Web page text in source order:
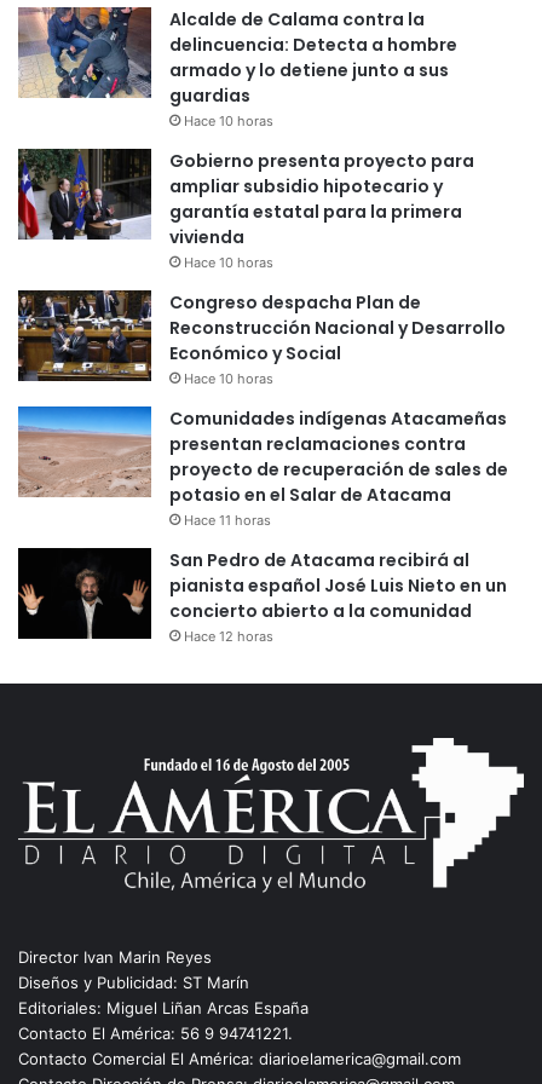
Alcalde de Calama contra la
delincuencia: Detecta a hombre
armado y lo detiene junto a sus
guardias
Hace 10 horas
Gobierno presenta proyecto para
ampliar subsidio hipotecario y
garantía estatal para la primera
vivienda
Hace 10 horas
Congreso despacha Plan de
Reconstrucción Nacional y Desarrollo
Económico y Social
Hace 10 horas
Comunidades indígenas Atacameñas
presentan reclamaciones contra
proyecto de recuperación de sales de
potasio en el Salar de Atacama
Hace 11 horas
San Pedro de Atacama recibirá al
pianista español José Luis Nieto en un
concierto abierto a la comunidad
Hace 12 horas
Director Ivan Marin Reyes
Diseños y Publicidad: ST Marín
Editoriales: Miguel Liñan Arcas España
Contacto El América: 56 9 94741221.
Contacto Comercial El América: diarioelamerica@gmail.com